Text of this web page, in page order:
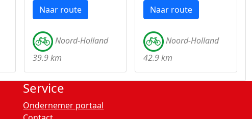
Naar route
Noord-Holland
39.9 km
Naar route
Noord-Holland
42.9 km
Service
Ondernemer portaal